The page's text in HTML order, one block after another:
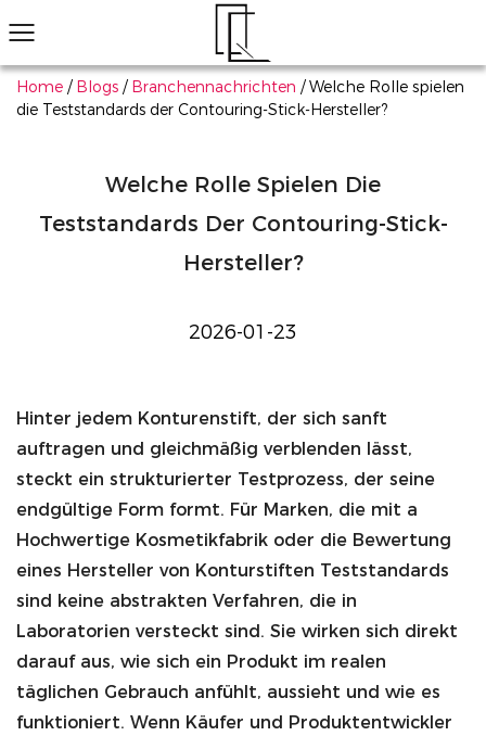
Home / Blogs / Branchennachrichten /Welche Rolle spielen
die Teststandards der Contouring-Stick-Hersteller?
Welche Rolle Spielen Die
Teststandards Der Contouring-Stick-
Hersteller?
2026-01-23
Hinter jedem Konturenstift, der sich sanft
auftragen und gleichmäßig verblenden lässt,
steckt ein strukturierter Testprozess, der seine
endgültige Form formt. Für Marken, die mit a
Hochwertige Kosmetikfabrik oder die Bewertung
eines Hersteller von Konturstiften Teststandards
sind keine abstrakten Verfahren, die in
Laboratorien versteckt sind. Sie wirken sich direkt
darauf aus, wie sich ein Produkt im realen
täglichen Gebrauch anfühlt, aussieht und wie es
funktioniert. Wenn Käufer und Produktentwickler